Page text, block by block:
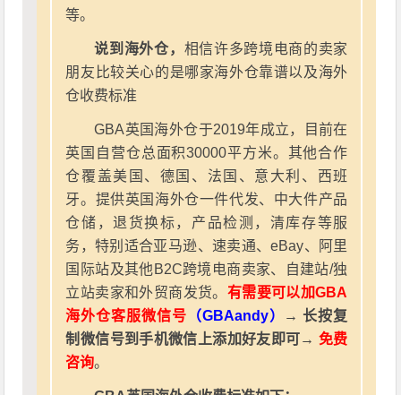
等。
说到海外仓， 相信许多跨境电商的卖家
朋友比较关心的是哪家海外仓靠谱以及海外
仓收费标准
GBA英国海外仓于2019年成立，目前在
英国自营仓总面积30000平方米。其他合作
仓覆盖美国、德国、法国、意大利、西班
牙。提供英国海外仓一件代发、中大件产品
仓储，退货换标，产品检测，清库存等服
务，特别适合亚马逊、速卖通、eBay、阿里
国际站及其他B2C跨境电商卖家、自建站/独
立站卖家和外贸商发货。 有需要可以加GBA
海外仓客服微信号 （GBAandy）
→ 长按复
制微信号到手机微信上添加好友即可→ 免费
咨询。